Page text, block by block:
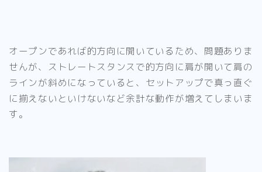
オープンであれば的方向に開いているため、問題ありま
せんが、ストレートスタンスで的方向に肩が開いて肩の
ラインが斜めになっていると、 セットアップで真っ直ぐ
に揃えないといけないなど余計な動作が増えてしまいま
す。